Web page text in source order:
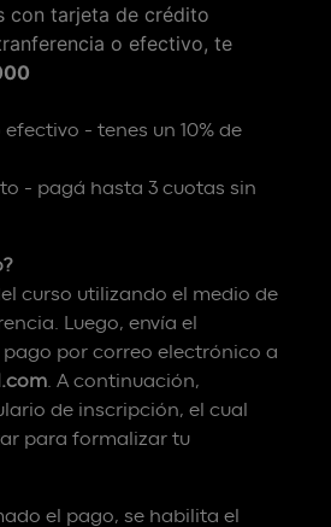
con tarjeta de crédito
o efectivo, te
- tenes un 10% de
- pagá hasta 3 cuotas sin
curso utilizando el medio de
Luego, envía el
por correo electrónico a
. A continuación,
de inscripción, el cual
para formalizar tu
el pago, se habilita el